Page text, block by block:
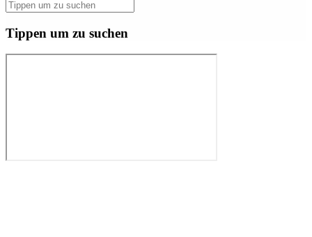
Tippen um zu suchen